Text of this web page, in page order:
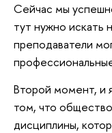
Сейчас мы
тут нужно искать
преподаватели
Второй момент, и
том, что
дисциплины,